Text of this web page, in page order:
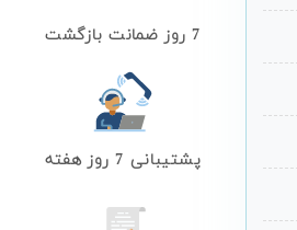
7 روز ضمانت بازگشت
پشتیبانی 7 روز هفته